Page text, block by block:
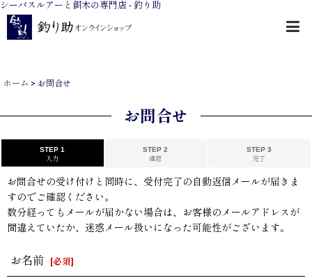
シーバスルアーと餌木の専門店 - 釣り助
ホーム > お問合せ
お問合せ
STEP 1
入力
STEP 2
確認
STEP 3
完了
お問合せの受け付けと同時に、受付完了の自動返信メールが届きま
すのでご確認ください。
数分経ってもメールが届かない場合は、お客様のメールアドレスが
間違えていたか、迷惑メール扱いになった可能性がございます。
お名前 [必須]